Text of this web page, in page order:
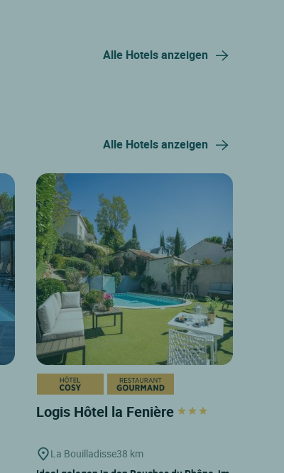
Alle Hotels anzeigen
Alle Hotels anzeigen
Logis Hôtel la Fenière
La Bouilladisse38 km